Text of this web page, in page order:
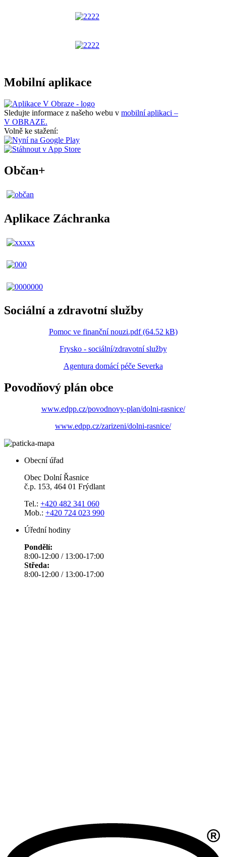
Mobilní aplikace
Sledujte informace z našeho webu v mobilní aplikaci –
V OBRAZE.
Volně ke stažení:
Občan+
Aplikace Záchranka
Sociální a zdravotní služby
Pomoc ve finanční nouzi.pdf (64.52 kB)
Frysko - sociální/zdravotní služby
Agentura domácí péče Severka
Povodňový plán obce
www.edpp.cz/povodnovy-plan/dolni-rasnice/
www.edpp.cz/zarizeni/dolni-rasnice/
Obecní úřad
Obec Dolní Řasnice
č.p. 153, 464 01 Frýdlant
Tel.: +420 482 341 060
Mob.: +420 724 023 990
Úřední hodiny
Pondělí:
8:00-12:00 / 13:00-17:00
Středa:
8:00-12:00 / 13:00-17:00